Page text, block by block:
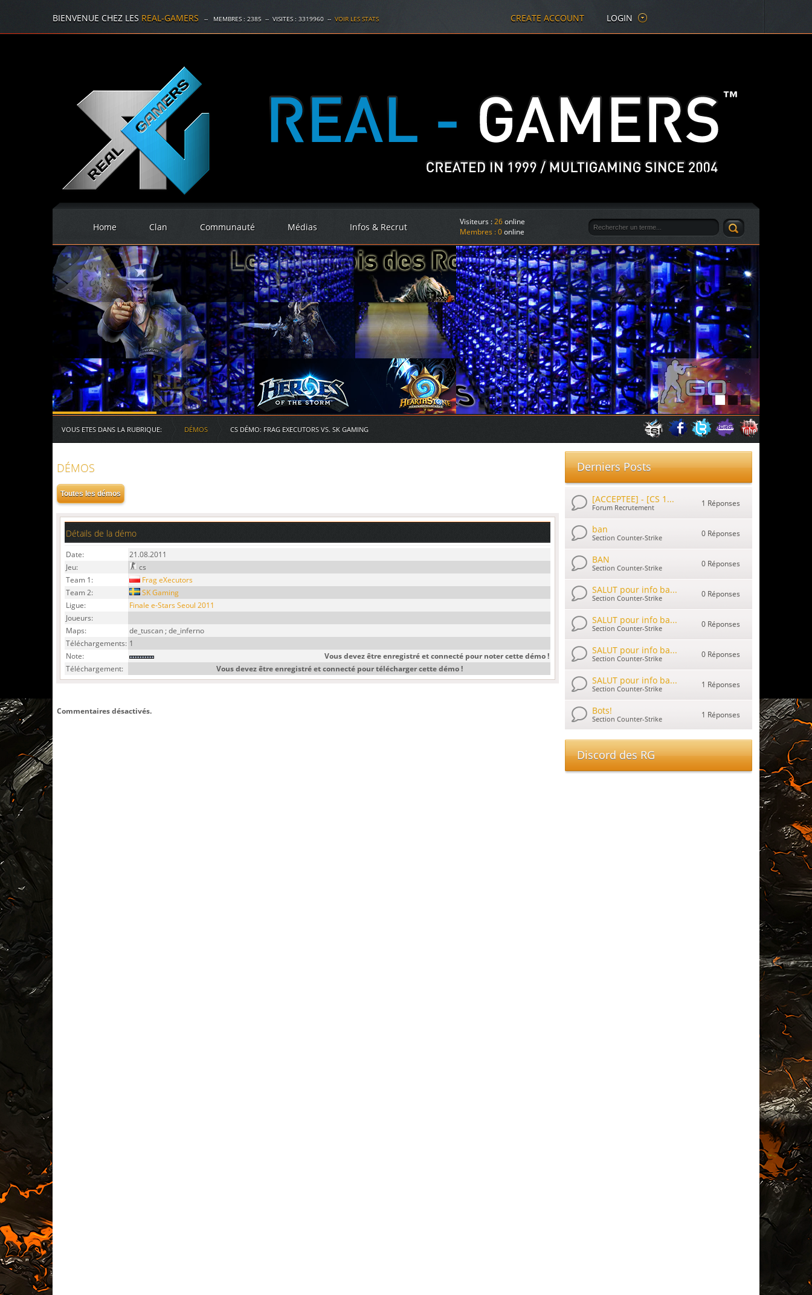
BIENVENUE CHEZ LES REAL-GAMERS -- MEMBRES : 2385 -- VISITES : 3319960 -- VOIR LES STATS CREATE ACCOUNT LOGIN
Home Clan Communauté Médias Infos & Recrut Visiteurs :26online
Membres :0online
Serveurs des RG
VOUS ETES DANS LA RUBRIQUE: DÉMOS CS DÉMO: FRAG EXECUTORS VS. SK GAMING
DÉMOS
Détails de la démo
Date:
21.08.2011
Jeu:
cs
Team 1:
Frag eXecutors
Team 2:
SK Gaming
Ligue:
Finale e-Stars Seoul 2011
Joueurs:
Maps:
de_tuscan ; de_inferno
Téléchargements: 1
Note:
Vous devez être enregistré et connecté pour noter cette démo !
Téléchargement:
Vous devez être enregistré et connecté pour télécharger cette démo !
Commentaires désactivés.
Derniers Posts
[ACCEPTEE] - [CS 1...
Forum Recrutement 1 Réponses
ban
Section Counter-Strike 0 Réponses
BAN
Section Counter-Strike 0 Réponses
SALUT pour info ba...
Section Counter-Strike 0 Réponses
SALUT pour info ba...
Section Counter-Strike 0 Réponses
SALUT pour info ba...
Section Counter-Strike 0 Réponses
SALUT pour info ba...
Section Counter-Strike 1 Réponses
Bots!
Section Counter-Strike 1 Réponses
Discord des RG